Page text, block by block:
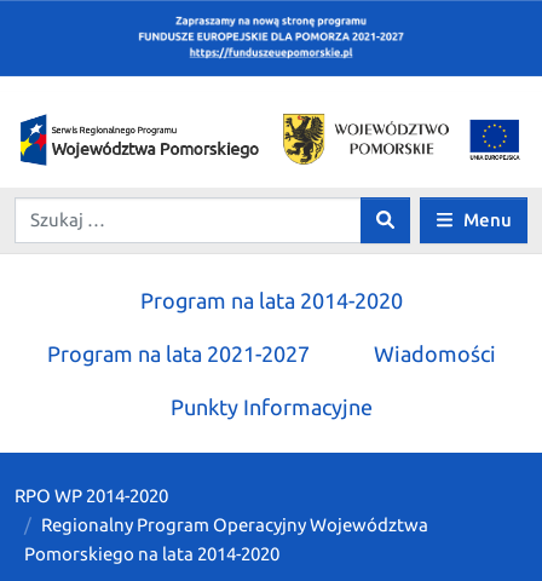
Menu
Program na lata 2014-2020
Program na lata 2021-2027 Wiadomości
Punkty Informacyjne
RPO WP 2014-2020
Regionalny Program Operacyjny Województwa
Pomorskiego na lata 2014-2020